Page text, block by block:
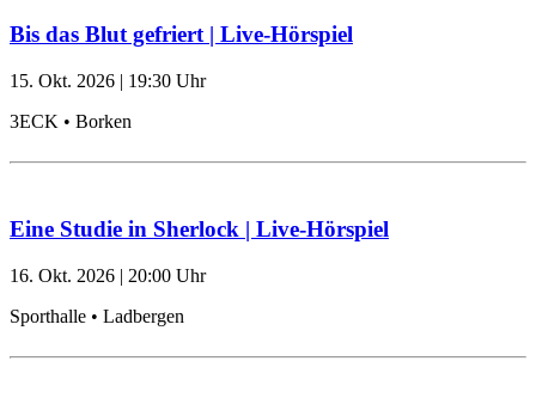
Bis das Blut gefriert | Live-Hörspiel
15. Okt. 2026 | 19:30 Uhr
3ECK • Borken
Eine Studie in Sherlock | Live-Hörspiel
16. Okt. 2026 | 20:00 Uhr
Sporthalle • Ladbergen